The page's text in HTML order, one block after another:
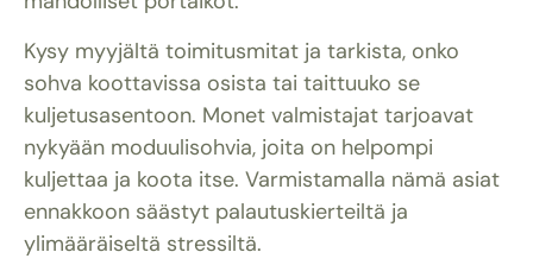
Kysy myyjältä toimitusmitat ja tarkista, onko
sohva koottavissa osista tai taittuuko se
kuljetusasentoon. Monet valmistajat tarjoavat
nykyään moduulisohvia, joita on helpompi
kuljettaa ja koota itse. Varmistamalla nämä asiat
ennakkoon säästyt palautuskierteiltä ja
ylimääräiseltä stressiltä.